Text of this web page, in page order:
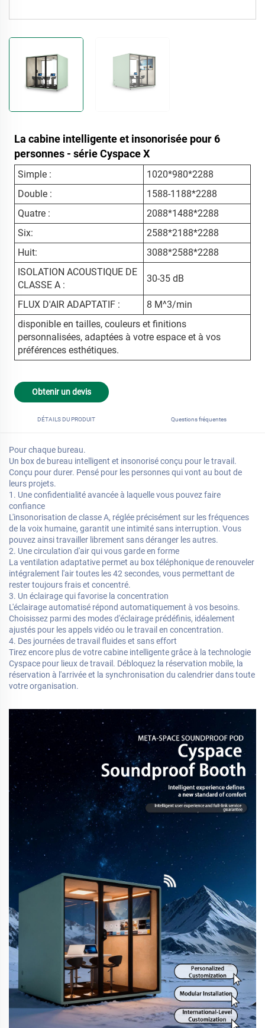
La cabine intelligente et insonorisée pour 6
personnes - série Cyspace X
Simple :
1020*980*2288
Double :
1588-1188*2288
Quatre :
2088*1488*2288
Six:
2588*2188*2288
Huit:
3088*2588*2288
ISOLATION ACOUSTIQUE DE
CLASSE A :
30-35 dB
FLUX D'AIR ADAPTATIF :
8 M^3/min
disponible en tailles, couleurs et finitions
personnalisées, adaptées à votre espace et à vos
préférences esthétiques.
Obtenir un devis
DÉTAILS DU PRODUIT Questions fréquentes
Pour chaque bureau.
Un box de bureau intelligent et insonorisé conçu pour le travail.
Conçu pour durer. Pensé pour les personnes qui vont au bout de
leurs projets.
1. Une confidentialité avancée à laquelle vous pouvez faire
confiance
L'insonorisation de classe A, réglée précisément sur les fréquences
de la voix humaine, garantit une intimité sans interruption. Vous
pouvez ainsi travailler librement sans déranger les autres.
2. Une circulation d'air qui vous garde en forme
La ventilation adaptative permet au box téléphonique de renouveler
intégralement l'air toutes les 42 secondes, vous permettant de
rester toujours frais et concentré.
3. Un éclairage qui favorise la concentration
L'éclairage automatisé répond automatiquement à vos besoins.
Choisissez parmi des modes d'éclairage prédéfinis, idéalement
ajustés pour les appels vidéo ou le travail en concentration.
4. Des journées de travail fluides et sans effort
Tirez encore plus de votre cabine intelligente grâce à la technologie
Cyspace pour lieux de travail. Débloquez la réservation mobile, la
réservation à l'arrivée et la synchronisation du calendrier dans toute
votre organisation.